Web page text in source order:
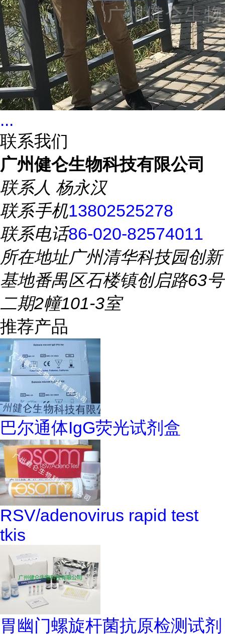
...
联系我们
广州健仑生物科技有限公司
联系人 杨永汉
联系手机13802525278
联系电话86-020-82574011
所在地址广州清华科技园创新
基地番禺区石楼镇创启路63号
二期2幢101-3室
推荐产品
巴尔通体IgG荧光试剂盒
RSV/adenovirus rapid test
tkis
胃幽门螺旋杆菌抗原检测试剂